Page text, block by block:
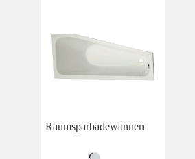
Raumsparbadewannen